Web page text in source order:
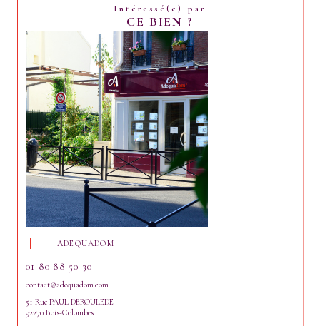
Intéressé(e) par
CE BIEN ?
ADEQUADOM
01 80 88 50 30
contact@adequadom.com
51 Rue PAUL DEROULEDE
92270 Bois-Colombes